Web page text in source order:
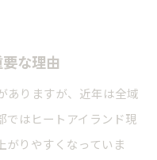
な理由
ありますが、近年は全域
ではヒートアイランド現
がりやすくなっていま